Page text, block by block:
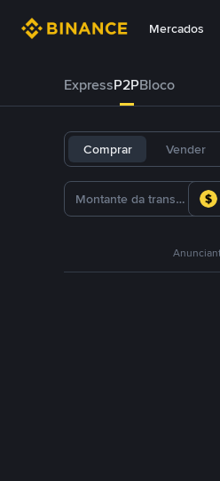
Mercados
ExpressP2PBloco
Comprar Vender